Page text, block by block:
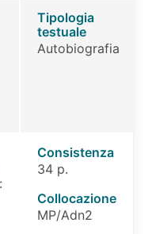
Tipologia
testuale
Autobiografia
Consistenza
34 p.
Collocazione
MP/Adn2